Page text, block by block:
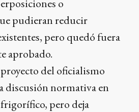
o
pudieran reducir
pero quedó fuera
aprobado.
del oficialismo
discusión normativa en
pero deja